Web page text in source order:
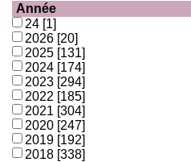
Année
24 [1]
2026 [20]
2025 [131]
2024 [174]
2023 [294]
2022 [185]
2021 [304]
2020 [247]
2019 [192]
2018 [338]